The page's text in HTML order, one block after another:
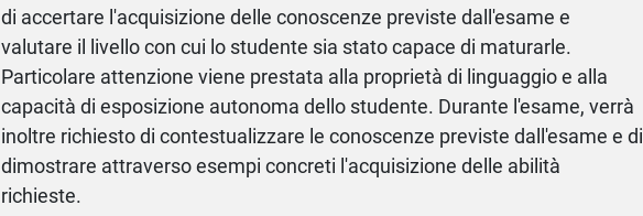
di accertare l'acquisizione delle conoscenze previste dall'esame e
valutare il livello con cui lo studente sia stato capace di maturarle.
Particolare attenzione viene prestata alla proprietà di linguaggio e alla
capacità di esposizione autonoma dello studente. Durante l'esame, verrà
inoltre richiesto di contestualizzare le conoscenze previste dall'esame e di
dimostrare attraverso esempi concreti l'acquisizione delle abilità
richieste.